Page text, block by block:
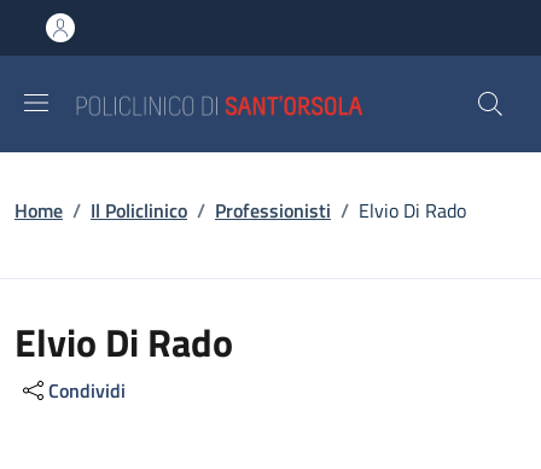
al contenuto principale
to footer content
Briciole di pane
Home / Il Policlinico / Professionisti / Elvio Di Rado
Elvio Di Rado
Condividi